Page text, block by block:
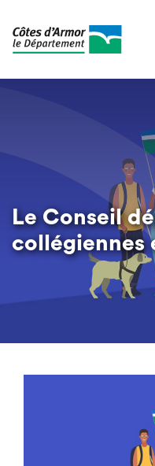
Le Conseil
collégiennes